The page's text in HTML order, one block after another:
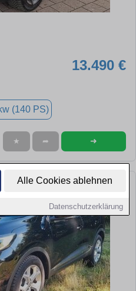
Alle Cookies ablehnen
Datenschutzerklärung
13.490 €
(140 PS)
★ ➦ ➜